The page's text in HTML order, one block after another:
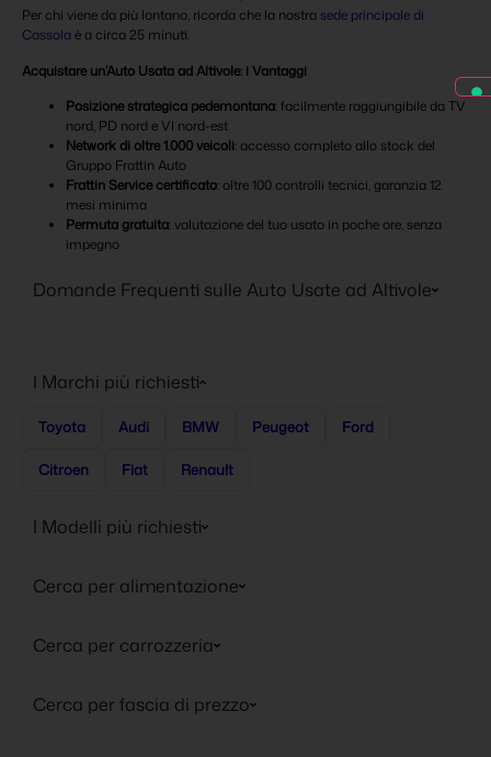
Per chi viene da più lontano, ricorda che la nostra sede principale di
Cassola è a circa 25 minuti.
Acquistare un’Auto Usata ad Altivole: i Vantaggi
Posizione strategica pedemontana: facilmente raggiungibile da TV
nord, PD nord e VI nord-est
Network di oltre 1.000 veicoli: accesso completo allo stock del
Gruppo Frattin Auto
Frattin Service certificato: oltre 100 controlli tecnici, garanzia 12
mesi minima
Permuta gratuita: valutazione del tuo usato in poche ore, senza
impegno
Domande Frequenti sulle Auto Usate ad Altivole
I Marchi più richiesti
Toyota Audi BMW Peugeot Ford
Citroen Fiat Renault
I Modelli più richiesti
Cerca per alimentazione
Cerca per carrozzeria
Cerca per fascia di prezzo